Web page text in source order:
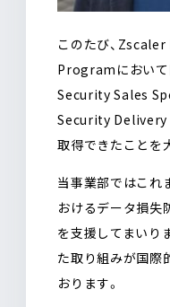
このたび、
Programにおいて
Security Sales
Security Delivery
取得できたことを
当事業部ではこれ
おけるデータ損失
を支援してまいり
た取り組みが国際
おります。